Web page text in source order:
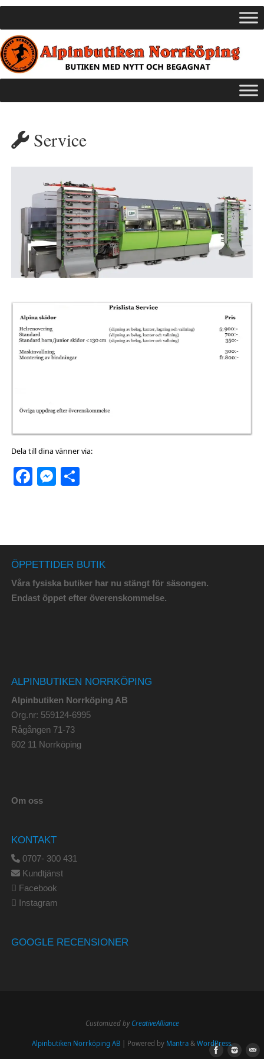
Service
Dela till dina vänner via:
Facebook
Messenger
Dela
ÖPPETTIDER BUTIK
Våra fysiska butiker har nu stängt för säsongen.
Endast öppet efter överenskommelse.
ALPINBUTIKEN NORRKÖPING
Alpinbutiken Norrköping AB
Org.nr: 559124-6995
Rågången 71-73
602 11 Norrköping
Om oss
KONTAKT
0707- 300 431
Kundtjänst
Facebook
Instagram
GOOGLE RECENSIONER
Customized byCreativeAlliance
Alpinbutiken Norrköping AB| Powered by Mantra& WordPress.